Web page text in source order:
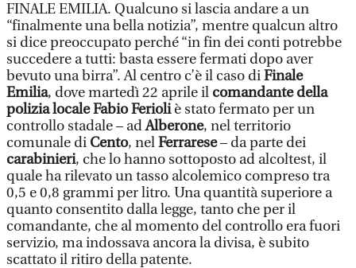
FINALE EMILIA. Qualcuno si lascia andare a un
“finalmente una bella notizia”, mentre qualcun altro
si dice preoccupato perché “in fin dei conti potrebbe
succedere a tutti: basta essere fermati dopo aver
bevuto una birra”. Al centro c’è il caso diFinale
Emilia, dove martedì 22 aprile il comandante della
polizia localeFabio Ferioliè stato fermato per un
controllo stadale – adAlberone, nel territorio
comunale di Cento, nelFerrarese– da parte dei
carabinieri, che lo hanno sottoposto ad alcoltest, il
quale ha rilevato un tasso alcolemico compreso tra
0,5 e 0,8 grammi per litro. Una quantità superiore a
quanto consentito dalla legge, tanto che per il
comandante, che al momento del controllo era fuori
servizio, ma indossava ancora la divisa, è subito
scattato il ritiro della patente.